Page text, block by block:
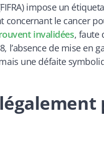
impose un
concernant le cancer
invalidées, faute
l’absence de mise en
une défaite